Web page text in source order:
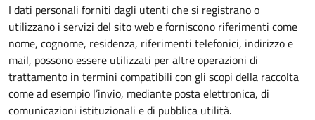
I dati personali forniti dagli utenti che si registrano o
utilizzano i servizi del sito web e forniscono riferimenti come
nome, cognome, residenza, riferimenti telefonici, indirizzo e
mail, possono essere utilizzati per altre operazioni di
trattamento in termini compatibili con gli scopi della raccolta
come ad esempio l’invio, mediante posta elettronica, di
comunicazioni istituzionali e di pubblica utilità.